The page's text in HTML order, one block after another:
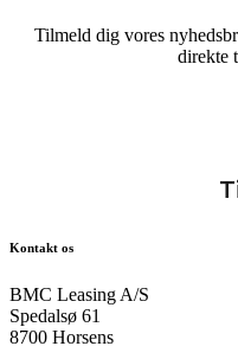
Tilmeld dig vores
direkte
Kontakt os
BMC Leasing A/S
Spedalsø 61
8700 Horsens